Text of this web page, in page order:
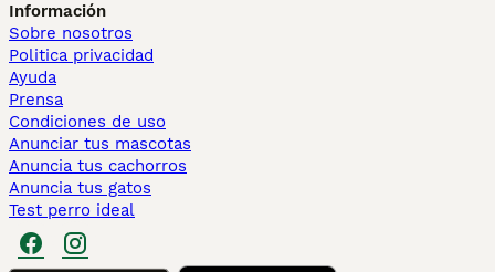
Información
Sobre nosotros
Politica privacidad
Ayuda
Prensa
Condiciones de uso
Anunciar tus mascotas
Anuncia tus cachorros
Anuncia tus gatos
Test perro ideal